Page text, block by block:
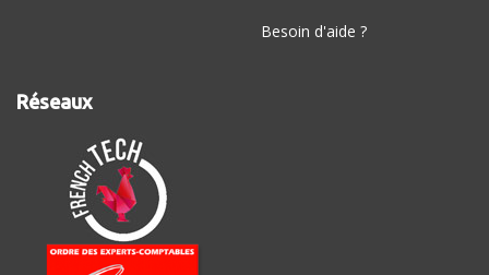
Besoin d'aide ?
Réseaux